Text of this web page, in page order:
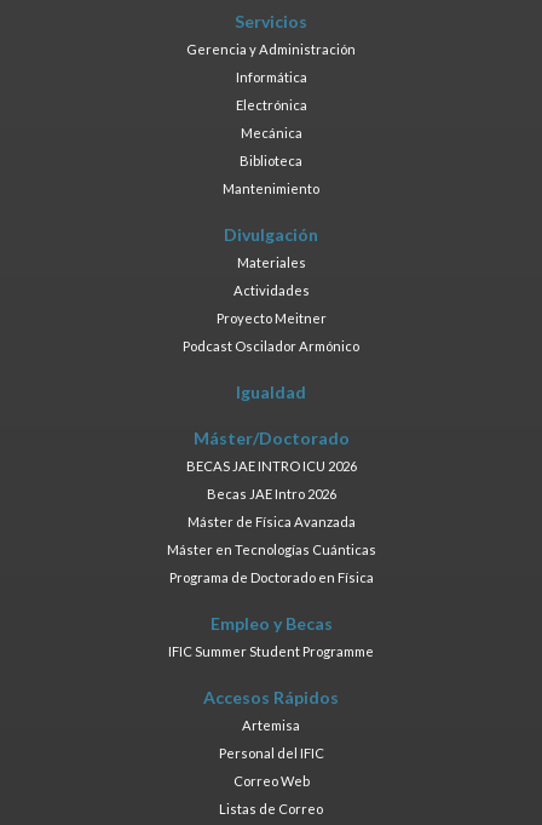
Servicios
Gerencia y Administración
Informática
Electrónica
Mecánica
Biblioteca
Mantenimiento
Divulgación
Materiales
Actividades
Proyecto Meitner
Podcast Oscilador Armónico
Igualdad
Máster/Doctorado
BECAS JAE INTRO ICU 2026
Becas JAE Intro 2026
Máster de Física Avanzada
Máster en Tecnologías Cuánticas
Programa de Doctorado en Física
Empleo y Becas
IFIC Summer Student Programme
Accesos Rápidos
Artemisa
Personal del IFIC
Correo Web
Listas de Correo